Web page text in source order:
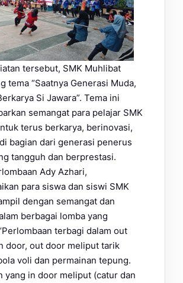
tersebut, SMK Muhlibat
tema “Saatnya Generasi Muda,
Si Jawara”. Tema ini
semangat para pelajar SMK
terus berkarya, berinovasi,
bagian dari generasi penerus
tangguh dan berprestasi.
Ady Azhari,
para siswa dan siswi SMK
dengan semangat dan
berbagai lomba yang
terbagi dalam out
door, out door meliput tarik
voli dan permainan tepung.
yang in door meliput (catur dan